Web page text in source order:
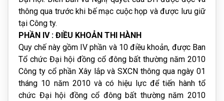
thông qua trước khi bế mạc cuộc họp và được lưu giữ
tại Công ty.
PHẦN IV : ĐIỀU KHOẢN THI HÀNH
Quy chế này gồm IV phần và 10 điều khoản, được Ban
Tổ chức Đại hội đồng cổ đông bất thường năm 2010
Công ty cổ phần Xây lắp và SXCN thông qua ngày 01
tháng 10 năm 2010 và có hiệu lực để tiến hành tổ
chức Đại hội đồng cổ đông bất thường năm 2010